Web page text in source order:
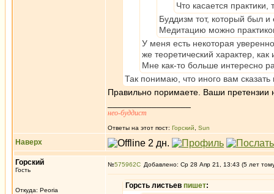
Что касается
Буддизм тот, который был и
Медитацию можно
У меня есть некоторая
же теоретический характер,
Мне как-то больше интересно
Так понимаю, что иного вам сказать
Правильно поримаете. Ваши претензии
нео-буддист
Ответы на этот пост: Горский Sun
Наверх
Горский
Гость
Откуда: Peoria
№575962 Добавлено: Ср 28 Апр 21, 13:43 (5 лет
Горсть листьев пишет: